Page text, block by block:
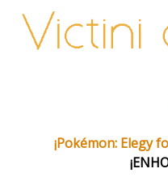
¡Pokémon: Elegy